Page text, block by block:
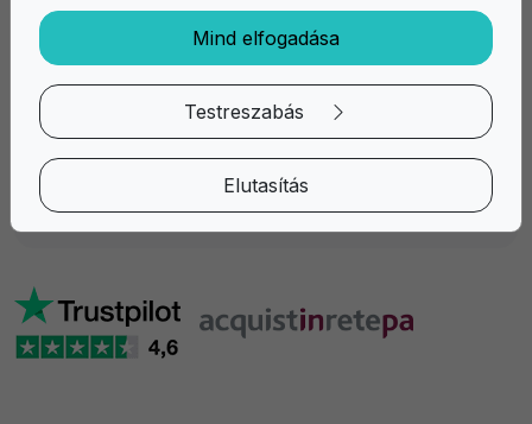
Fedezze fel az Easypatch széles választékát egyedi patch-
urekből: állítsa össze online a projektjét, mi elkészítjük és
házhoz szállítjuk!
Mon/Fri: 9:30 - 17:30
info@easypatch.hu
WhatsApp Chat
Mind elfogadása
Testreszabás
Elutasítás